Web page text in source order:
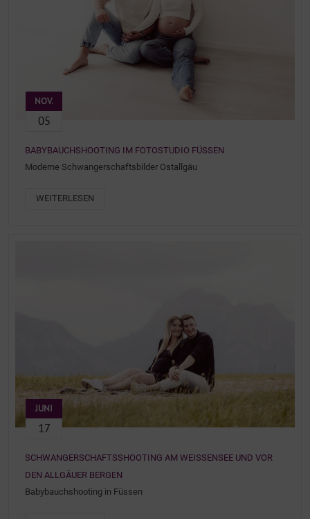
NOV.
05
BABYBAUCHSHOOTING IM FOTOSTUDIO FÜSSEN
Moderne Schwangerschaftsbilder Ostallgäu
WEITERLESEN
JUNI
17
SCHWANGERSCHAFTSSHOOTING AM WEISSENSEE UND VOR D
EN ALLGÄUER BERGEN
Babybauchshooting in Füssen